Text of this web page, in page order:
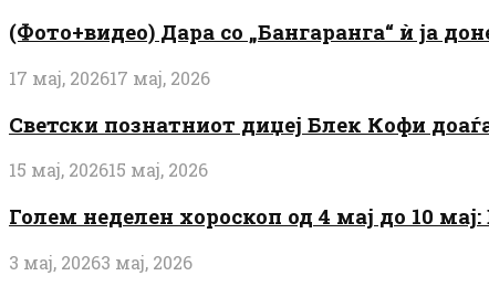
(Фото+видео) Дара со „Бангаранга“ ѝ ја
17 мај, 202617 мај, 2026
Светски познатниот диџеј Блек Кофи
15 мај, 202615 мај, 2026
Голем неделен хороскоп од 4 мај до 10
3 мај, 20263 мај, 2026